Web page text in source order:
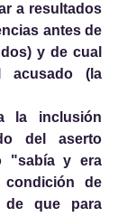
a resultados
antes de
y de cual
acusado (la
la inclusión
del aserto
"sabía y era
condición de
de que para